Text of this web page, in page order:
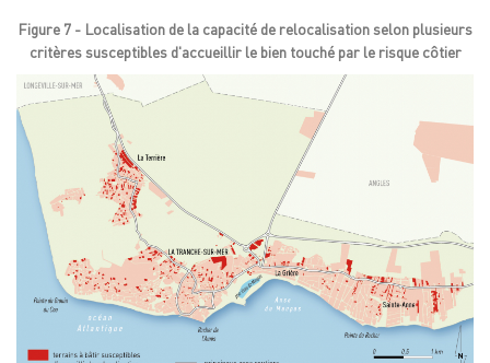
Figure 7 - Localisation de la capacité de relocalisation selon plusieurs
critères susceptibles d'accueillir le bien touché par le risque côtier